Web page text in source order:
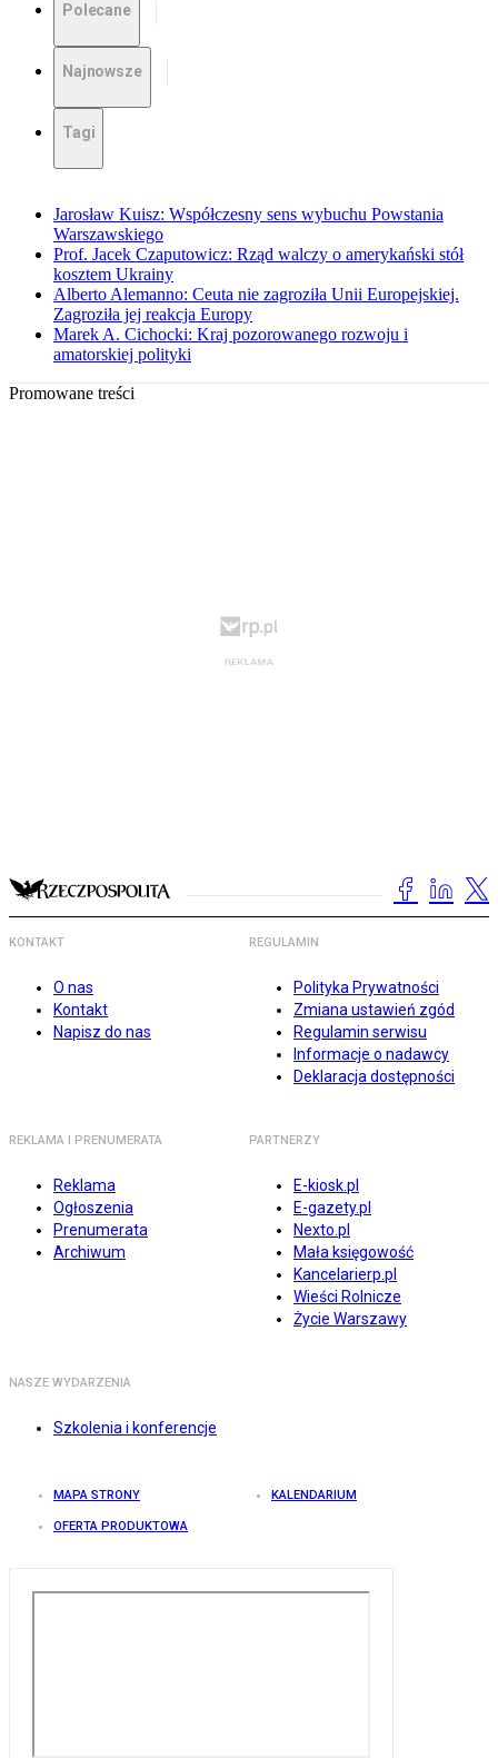
Polecane
Najnowsze
Tagi
Jarosław Kuisz: Współczesny sens wybuchu Powstania
Warszawskiego
Prof. Jacek Czaputowicz: Rząd walczy o amerykański stół
kosztem Ukrainy
Alberto Alemanno: Ceuta nie zagroziła Unii Europejskiej.
Zagroziła jej reakcja Europy
Marek A. Cichocki: Kraj pozorowanego rozwoju i
amatorskiej polityki
Promowane treści
KONTAKT
O nas
Kontakt
Napisz do nas
REGULAMIN
Polityka Prywatności
Zmiana ustawień zgód
Regulamin serwisu
Informacje o nadawcy
Deklaracja dostępności
REKLAMA I PRENUMERATA
Reklama
Ogłoszenia
Prenumerata
Archiwum
PARTNERZY
E-kiosk.pl
E-gazety.pl
Nexto.pl
Mała księgowość
Kancelarierp.pl
Wieści Rolnicze
Życie Warszawy
NASZE WYDARZENIA
Szkolenia i konferencje
MAPA STRONY KALENDARIUM
OFERTA PRODUKTOWA